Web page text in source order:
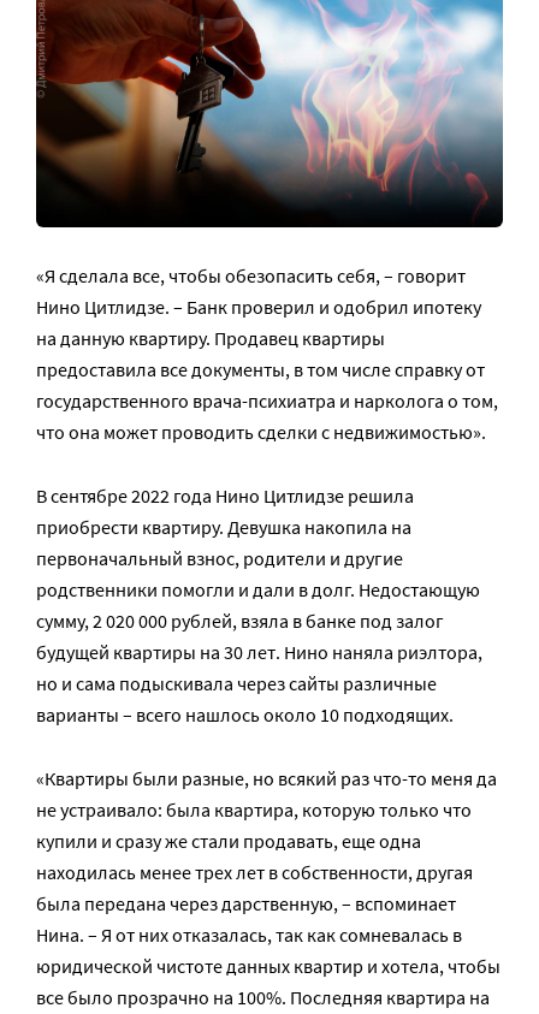
«Я сделала все, чтобы обезопасить себя, – говорит
Нино Цитлидзе. – Банк проверил и одобрил ипотеку
на данную квартиру. Продавец квартиры
предоставила все документы, в том числе справку от
государственного врача-психиатра и нарколога о том,
что она может проводить сделки с недвижимостью».
В сентябре 2022 года Нино Цитлидзе решила
приобрести квартиру. Девушка накопила на
первоначальный взнос, родители и другие
родственники помогли и дали в долг. Недостающую
сумму, 2 020 000 рублей, взяла в банке под залог
будущей квартиры на 30 лет. Нино наняла риэлтора,
но и сама подыскивала через сайты различные
варианты – всего нашлось около 10 подходящих.
«Квартиры были разные, но всякий раз что-то меня да
не устраивало: была квартира, которую только что
купили и сразу же стали продавать, еще одна
находилась менее трех лет в собственности, другая
была передана через дарственную, – вспоминает
Нина. – Я от них отказалась, так как сомневалась в
юридической чистоте данных квартир и хотела, чтобы
все было прозрачно на 100%. Последняя квартира на